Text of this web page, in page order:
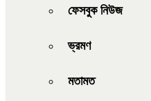
ফেসবুক নিউজ
ভ্রমণ
মতামত